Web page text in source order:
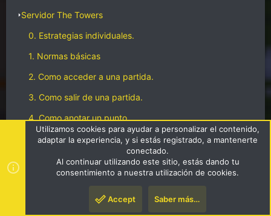
Servidor The Towers
0. Estrategias individuales.
1. Normas básicas
2. Como acceder a una partida.
3. Como salir de una partida.
4. Como anotar un punto.
5. Como empezar una partida.
6. Como defender tu base.
8. Mapas de The Towers
Utilizamos cookies para ayudar a personalizar el contenido,
adaptar la experiencia, y si estás registrado, a mantenerte
conectado.
Al continuar utilizando este sitio, estás dando tu
consentimiento a nuestra utilización de cookies.
Accept Saber más…